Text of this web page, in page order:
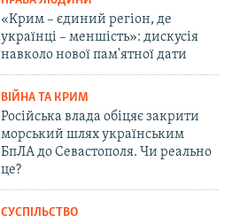
«Крим – єдиний регіон, де
українці – меншість»: дискусія
навколо нової пам'ятної дати
ВІЙНА ТА КРИМ
Російська влада обіцяє закрити
морський шлях українським
БпЛА до Севастополя. Чи реально
це?
СУСПІЛЬСТВО